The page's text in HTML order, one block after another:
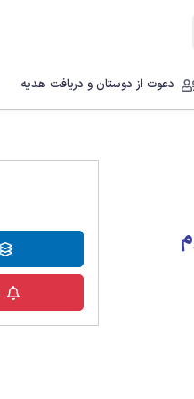
دعوت از دوستان و دریافت هدیه